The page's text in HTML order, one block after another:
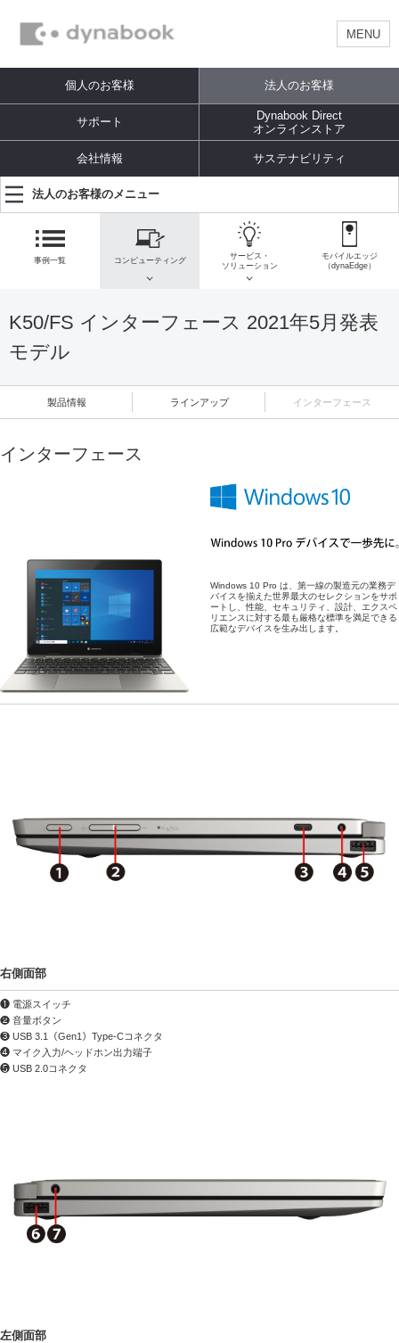
MENU
個人のお客様 法人のお客様
サポート
Dynabook Direct
オンラインストア
会社情報 サステナビリティ
法人のお客様のメニュー
事例一覧 コンピューティング
サービス・
ソリューション
モバイルエッジ
（dynaEdge）
K50/FS インターフェース 2021年5月発表
モデル
製品情報 ラインアップ インターフェース
インターフェース
Windows 10 Pro は、第一線の製造元の業務デ
バイスを揃えた世界最大のセレクションをサポ
ートし、性能、セキュリティ、設計、エクスペ
リエンスに対する最も厳格な標準を満足できる
広範なデバイスを生み出します。
右側面部
❶ 電源スイッチ
❷ 音量ボタン
❸ USB 3.1（Gen1）Type-Cコネクタ
❹ マイク入力/ヘッドホン出力端子
❺ USB 2.0コネクタ
左側面部